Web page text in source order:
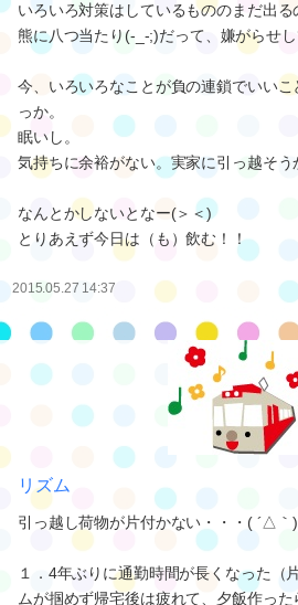
いろいろ対策はしているもののまだ出
熊に八つ当たり(-_-;)だって、嫌がらせし
今、いろいろなことが負の連鎖でいい
っか。
眠いし。
気持ちに余裕がない。実家に引っ越そう
なんとかしないとなー(＞＜)
とりあえず今日は（も）飲む！！
2015.05.27 14:37
リズム
引っ越し荷物が片付かない・・・( ´△｀)
１．4年ぶりに通勤時間が長くなった（
ムが掴めず帰宅後は疲れて、夕飯作っ